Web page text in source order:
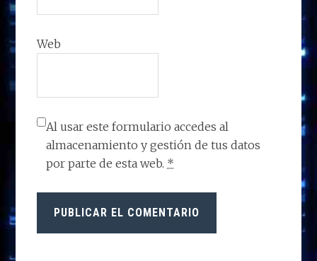
Web
Al usar este formulario accedes al
almacenamiento y gestión de tus datos
por parte de esta web. *